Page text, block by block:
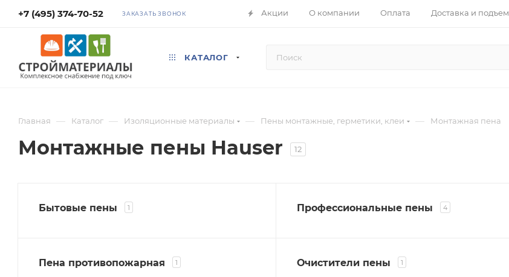
+7 (495) 374-70-52 ЗАКАЗАТЬ ЗВОНОК Акции О компании Оплата Доставка и подъем
КАТАЛОГ
Главная — Каталог — Изоляционные материалы — Пены монтажные, герметики, клеи — Монтажная пена
Монтажные пены Hauser 12
Бытовые пены 1 Профессиональные пены 4
Пена противопожарная 1 Очистители пены 1